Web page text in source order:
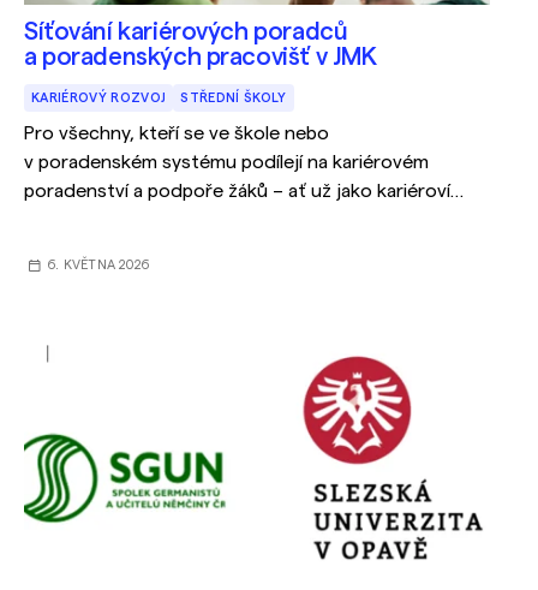
Síťování kariérových poradců
a poradenských pracovišť v JMK
KARIÉROVÝ ROZVOJ STŘEDNÍ ŠKOLY
Pro všechny, kteří se ve škole nebo
v poradenském systému podílejí na kariérovém
poradenství a podpoře žáků – ať už jako kariéroví
poradenských zařízení.
6. KVĚTNA 2026